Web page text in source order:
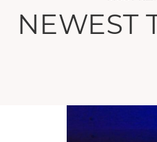
NEWEST